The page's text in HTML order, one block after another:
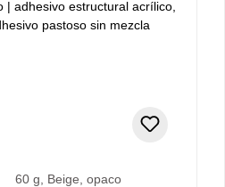
60 g, Beige, opaco